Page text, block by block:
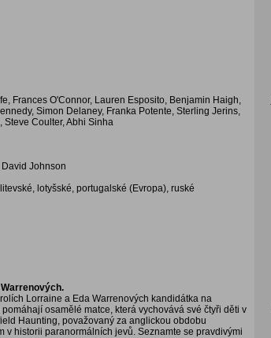
Frances O'Connor, Lauren Esposito, Benjamin Haigh,
Simon Delaney, Franka Potente, Sterling Jerins,
Steve Coulter, Abhi Sinha
Johnson
lotyšské, portugalské (Evropa), ruské
Lorraine a Eda Warrenových kandidátka na
osamělé matce, která vychovává své čtyři děti v
Haunting, považovaný za anglickou obdobu
historii paranormálních jevů. Seznamte se pravdivými